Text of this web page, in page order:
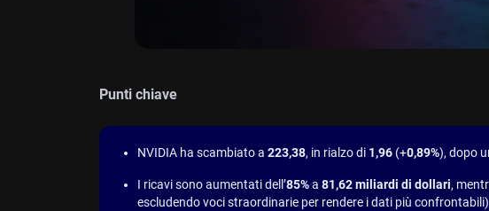
Punti chiave
NVIDIA ha scambiato a 223,38, in rialzo di 1,96 (+0,89%), dopo
I ricavi sono aumentati dell’85%a 81,62 miliardi di dollari,
escludendo voci straordinarie per rendere i dati più